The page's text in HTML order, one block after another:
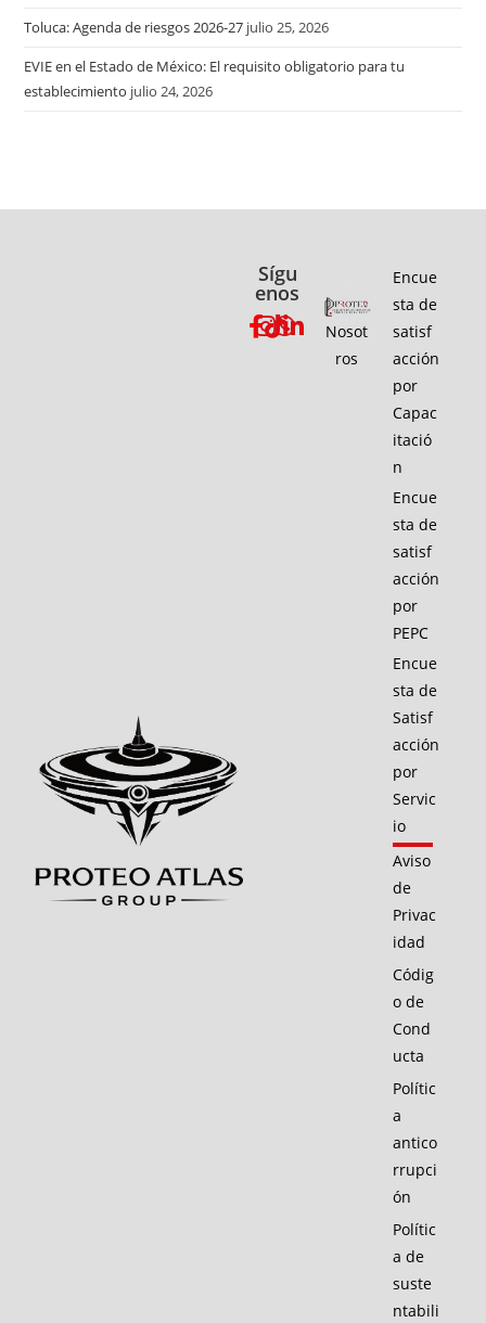
Toluca: Agenda de riesgos 2026-27 julio 25, 2026
EVIE en el Estado de México: El requisito obligatorio para tu
establecimiento julio 24, 2026
Sígu
enos
Nosot
ros
Encue
sta de
satisf
acción
por
Capac
itació
n
Encue
sta de
satisf
acción
por
PEPC
Encue
sta de
Satisf
acción
por
Servic
io
Aviso
de
Privac
idad
Códig
o de
Cond
ucta
Polític
a
antico
rrupci
ón
Polític
a de
suste
ntabili